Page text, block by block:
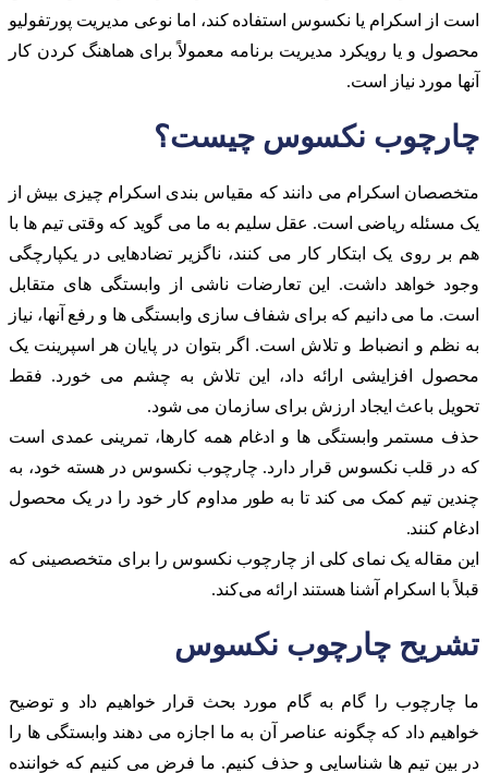
است از اسکرام یا نکسوس استفاده کند، اما نوعی مدیریت پورتفولیو
محصول و یا رویکرد مدیریت برنامه معمولاً برای هماهنگ کردن کار
آنها مورد نیاز است.
چارچوب نکسوس چیست؟
متخصصان اسکرام می دانند که مقیاس بندی اسکرام چیزی بیش از
یک مسئله ریاضی است. عقل سلیم به ما می گوید که وقتی تیم ها با
هم بر روی یک ابتکار کار می کنند، ناگزیر تضادهایی در یکپارچگی
وجود خواهد داشت. این تعارضات ناشی از وابستگی های متقابل
است. ما می دانیم که برای شفاف سازی وابستگی ها و رفع آنها، نیاز
به نظم و انضباط و تلاش است. اگر بتوان در پایان هر اسپرینت یک
محصول افزایشی ارائه داد، این تلاش به چشم می خورد. فقط
تحویل باعث ایجاد ارزش برای سازمان می شود.
حذف مستمر وابستگی ها و ادغام همه کارها، تمرینی عمدی است
که در قلب نکسوس قرار دارد. چارچوب نکسوس در هسته خود، به
چندین تیم کمک می کند تا به طور مداوم کار خود را در یک محصول
ادغام کنند.
این مقاله یک نمای کلی از چارچوب نکسوس را برای متخصصینی که
قبلاً با اسکرام آشنا هستند ارائه می‌کند.
تشریح چارچوب نکسوس
ما چارچوب را گام به گام مورد بحث قرار خواهیم داد و توضیح
خواهیم داد که چگونه عناصر آن به ما اجازه می دهند وابستگی ها را
در بین تیم ها شناسایی و حذف کنیم. ما فرض می کنیم که خواننده